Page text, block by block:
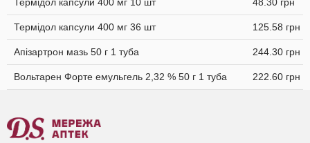
Термідол капсули 400 мг 36 шт 125.58 грн
Апізартрон мазь 50 г 1 туба 244.30 грн
Вольтарен Форте емульгель 2,32 % 50 г 1 туба 222.60 грн